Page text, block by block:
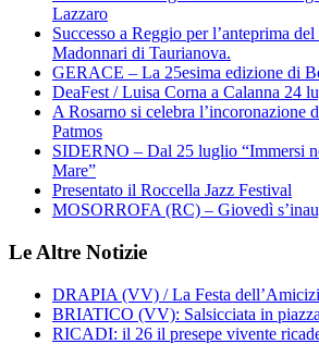
Lazzaro
Successo a Reggio per l’anteprima
Madonnari di Taurianova.
GERACE – La 25esima edizione di
DeaFest / Luisa Corna a Calanna 24
A Rosarno si celebra l’incoronazione
Patmos
SIDERNO – Dal 25 luglio “Immersi
Mare”
Presentato il Roccella Jazz Festival
MOSORROFA (RC) – Giovedì
Le Altre Notizie
DRAPIA (VV) / La Festa
BRIATICO (VV): Salsicciata in
RICADI: il 26 il presepe vivente